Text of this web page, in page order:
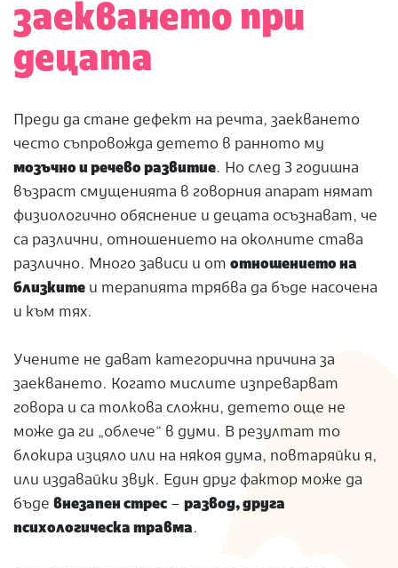
заекването при
децата
Преди да стане дефект на речта, заекването
често съпровожда детето в ранното му
мозъчно и речево развитие. Но след 3 годишна
възраст смущенията в говорния апарат нямат
физиологично обяснение и децата осъзнават, че
са различни, отношението на околните става
различно. Много зависи и от отношението на
близките и терапията трябва да бъде насочена
и към тях.
Учените не дават категорична причина за
заекването. Когато мислите изпреварват
говора и са толкова сложни, детето още не
може да ги „облече“ в думи. В резултат то
блокира изцяло или на някоя дума, повтаряйки я,
или издавайки звук. Един друг фактор може да
бъде внезапен стрес – развод, друга
психологическа травма.